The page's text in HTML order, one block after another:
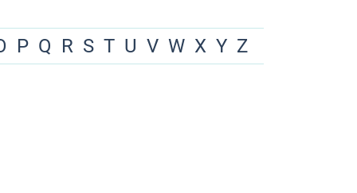
P Q R S T U V W X Y Z